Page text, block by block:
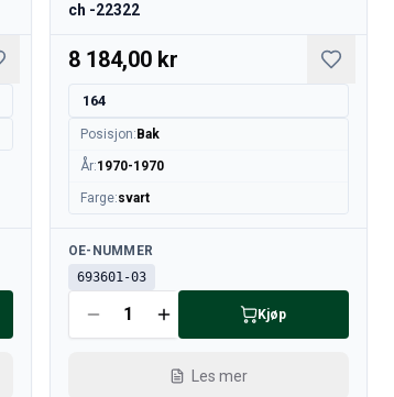
ch -22322
8 184,00 kr
164
Posisjon: Bak
År:1970-1970
Farge:svart
Tilgjengelig
OE-NUMMER
693601-03
Kjøp
Les mer